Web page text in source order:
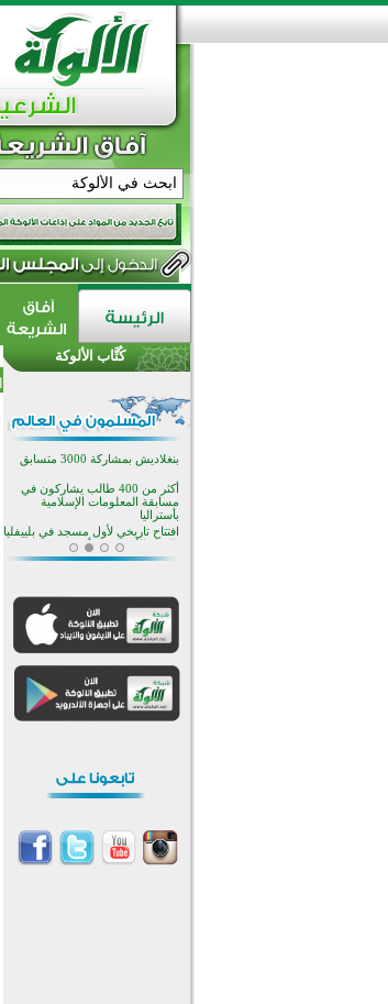
كُتَّاب الألوكة
اختتام الدورة التاسعة لمسابقة حفظ
وتلاوة القرآن الكريم في أزناكاييف
تيسليتش تختتم برنامجا تعليميا لتعزيز
القيم وبناء الشخصية للشباب
المسلمين
اختتام منافسات قرآنية متميزة في
أكثر من 400 طالب يشاركون في
مسابقة المعلومات الإسلامية
بأستراليا
افتتاح تاريخي لأول مسجد في بلييفليا
منطقة ريبوفسي تحتفل بميلاد
مسجد جديد في أجواء إيمانية مميزة
أكبر مشروع إسلامي في ريف
أستراليا يفتتح أبوابه بعد سنوات من
الصيفية للمسلمين في بينزا
وساراتوف وموردوفيا هذا العام
اختتام الدورة التاسعة لمسابقة حفظ
وتلاوة القرآن الكريم في أزناكاييف
تيسليتش تختتم برنامجا تعليميا لتعزيز
القيم وبناء الشخصية للشباب
المسلمين
اختتام منافسات قرآنية متميزة في
مسابقة المعلومات الإسلامية